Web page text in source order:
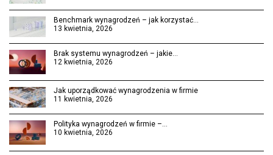
Benchmark wynagrodzeń – jak korzystać…
13 kwietnia, 2026
Brak systemu wynagrodzeń – jakie…
12 kwietnia, 2026
Jak uporządkować wynagrodzenia w firmie
11 kwietnia, 2026
Polityka wynagrodzeń w firmie –…
10 kwietnia, 2026